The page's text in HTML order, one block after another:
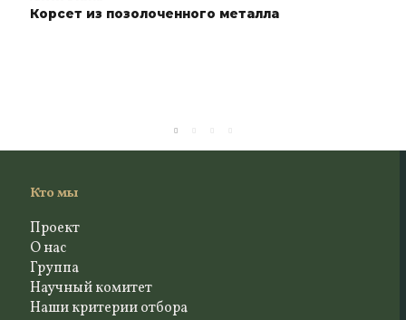
Корсет из позолоченного металла
Кто мы
Проект
О нас
Группа
Научный комитет
Наши критерии отбора